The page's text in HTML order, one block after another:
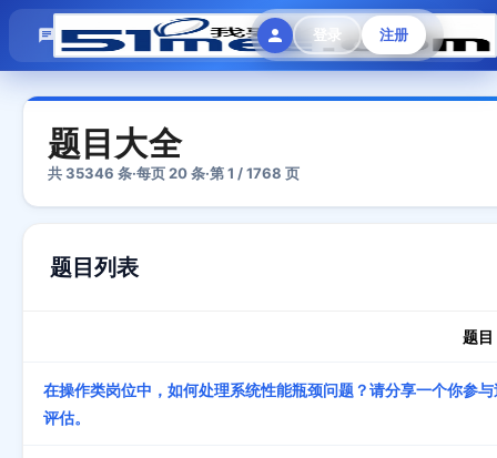
登录 注册
模拟面试 题目大全 招聘中心 会员专区
题目大全
共35346 条·每页 20条·第1 /1768 页
题目列表
题目
在操作类岗位中，如何处理系统性能瓶颈问题？请分享一个你参
评估。